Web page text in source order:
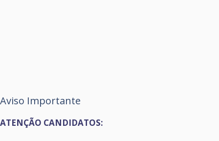
Aviso Importante
ATENÇÃO CANDIDATOS: